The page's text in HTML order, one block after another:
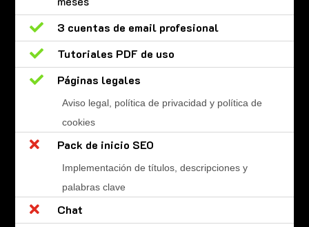

3 cuentas de email profesional

Tutoriales PDF de uso

Páginas legales
Aviso legal, política de privacidad y política de
cookies
 Pack de inicio SEO
Implementación de títulos, descripciones y
palabras clave

Chat